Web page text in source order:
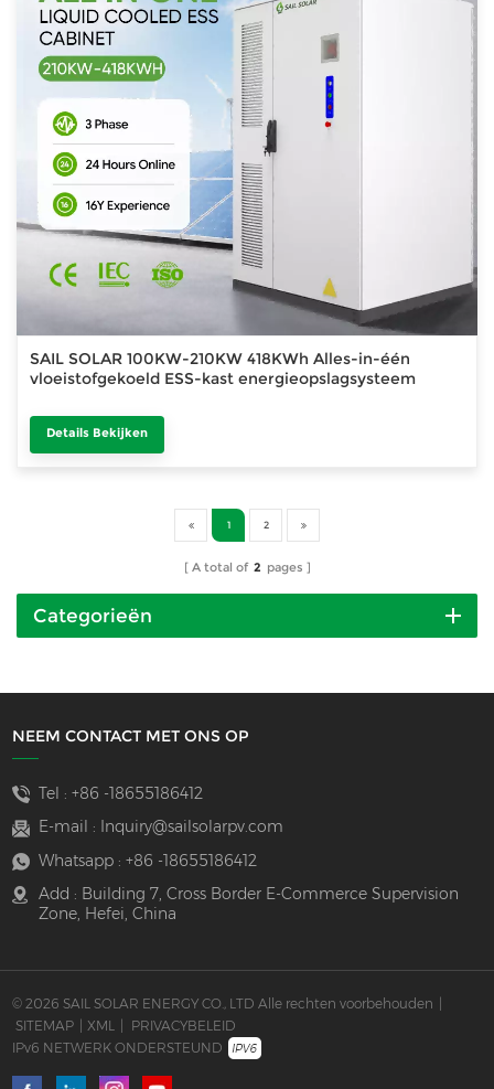
SAIL SOLAR 100KW-210KW 418KWh Alles-in-één
vloeistofgekoeld ESS-kast energieopslagsysteem
Details Bekijken
1 2
A total of 2 pages
Categorieën
NEEM CONTACT MET ONS OP
Tel : +86 -18655186412
E-mail :
Inquiry@sailsolarpv.com
Whatsapp : +86 -18655186412
Add : Building 7, Cross Border E-Commerce Supervision
Zone, Hefei, China
© 2026 SAIL SOLAR ENERGY CO., LTD Alle rechten voorbehouden
SITEMAP
XML
PRIVACYBELEID
IPv6 NETWERK ONDERSTEUND